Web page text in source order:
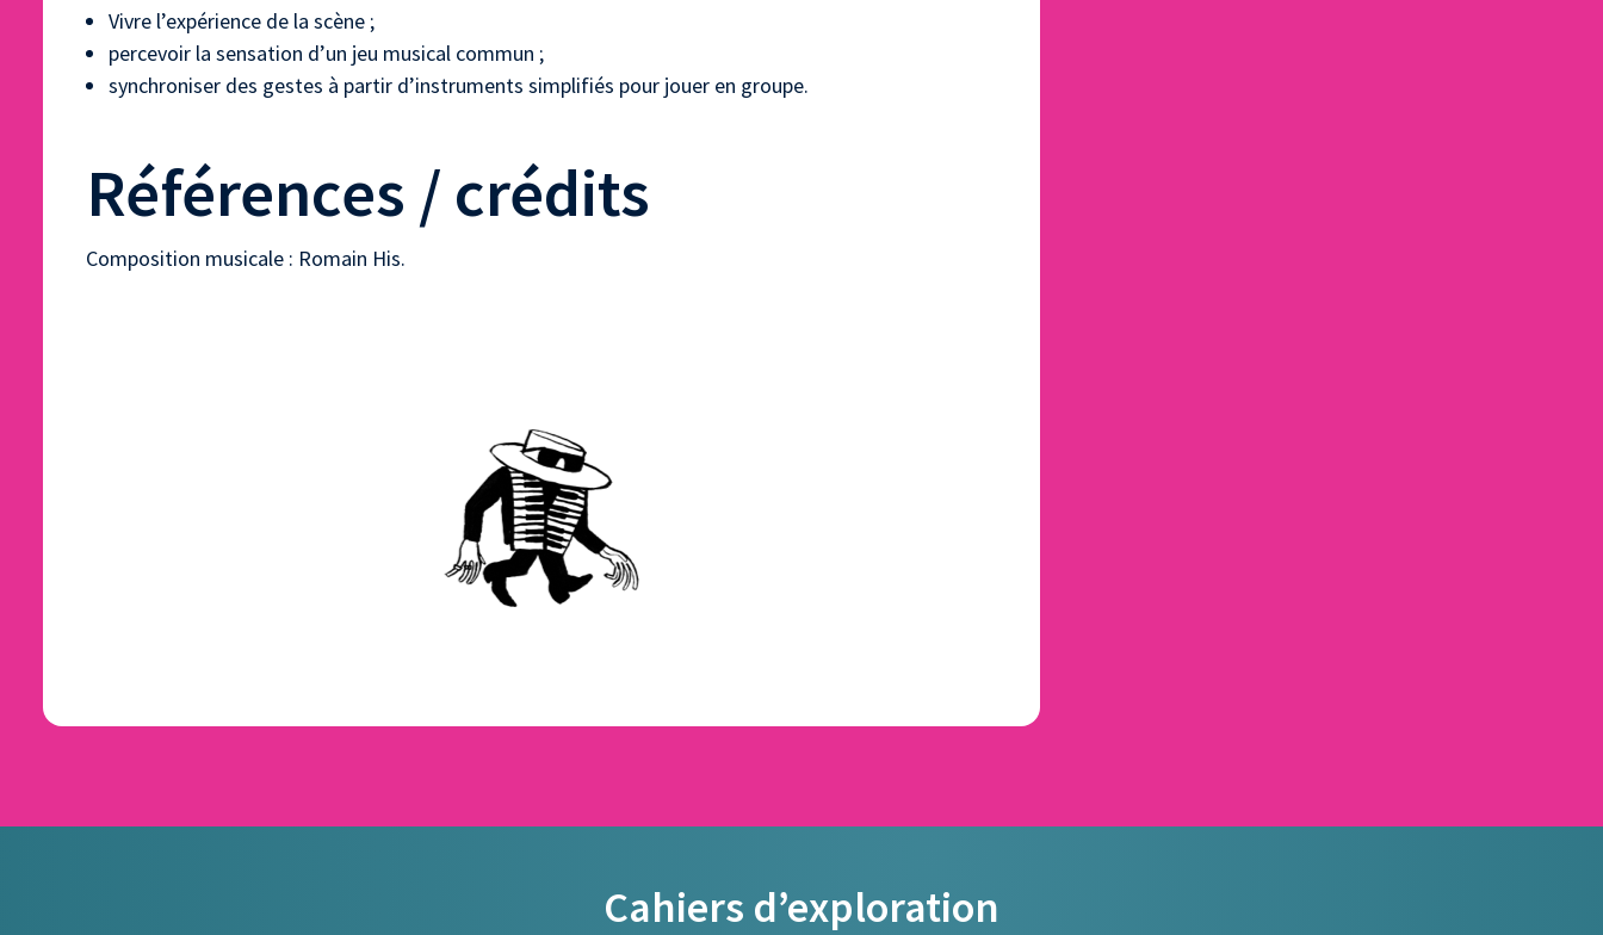
Vivre l’expérience de la scène ;
percevoir la sensation d’un jeu musical commun ;
synchroniser des gestes à partir d’instruments simplifiés pour jouer en groupe.
Références / crédits
Composition musicale : Romain His.
Cahiers d’exploration